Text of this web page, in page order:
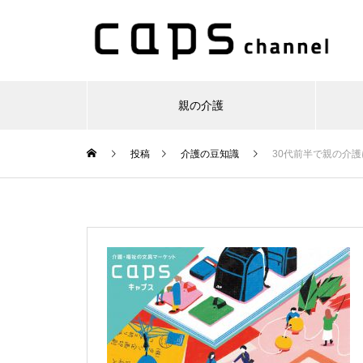
親の介護
投稿 介護の豆知識 30代前半で親の介